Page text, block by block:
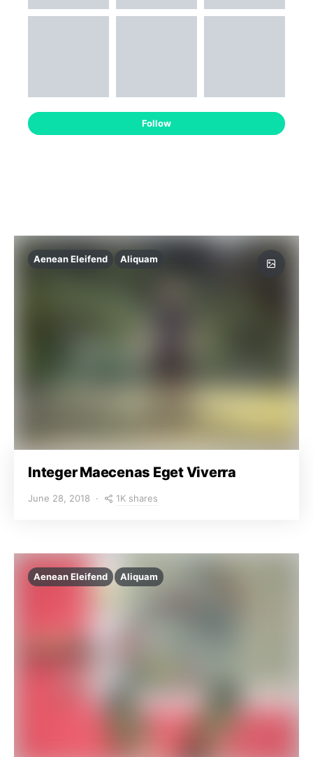
Follow
Aenean Eleifend Aliquam
Integer Maecenas Eget Viverra
June 28, 2018 1K shares
Aenean Eleifend Aliquam